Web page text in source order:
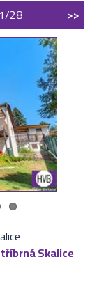
28
>>
Skalice